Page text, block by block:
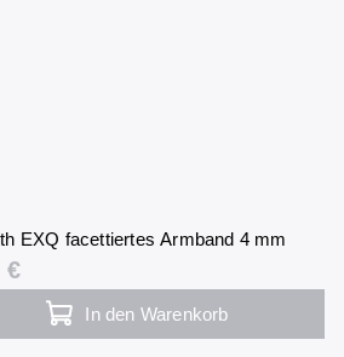
EXQ facettiertes Armband 4 mm
€
In den Warenkorb